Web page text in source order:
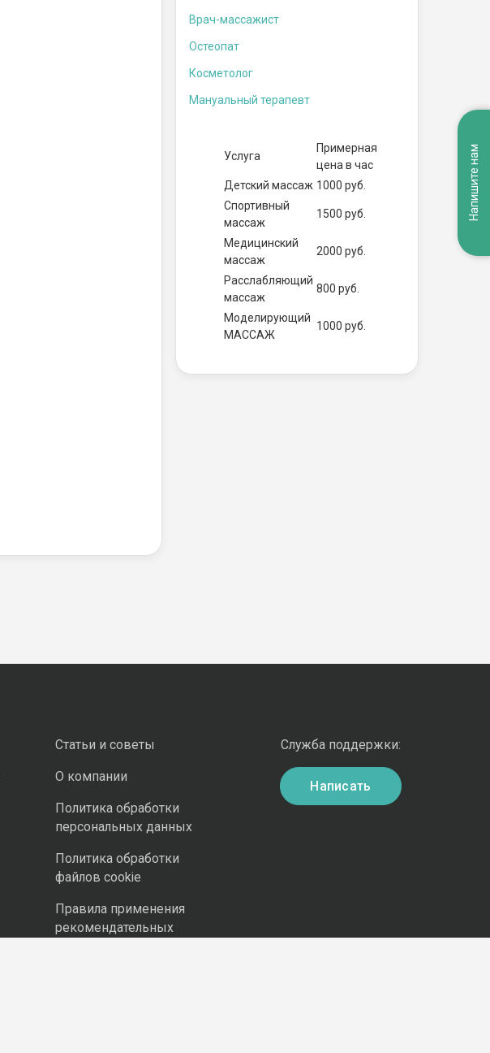
Врач-массажист
Остеопат
Косметолог
Мануальный терапевт
Услуга
Примерная
цена в час
Детский массаж 1000 руб.
Спортивный
массаж
1500 руб.
Медицинский
массаж
2000 руб.
Расслабляющий
массаж
800 руб.
Моделирующий
МАССАЖ
1000 руб.
Статьи и советы
О компании
Политика обработки
персональных данных
Политика обработки
файлов cookie
Правила применения
рекомендательных
Служба поддержки:
Написать
Напишите нам